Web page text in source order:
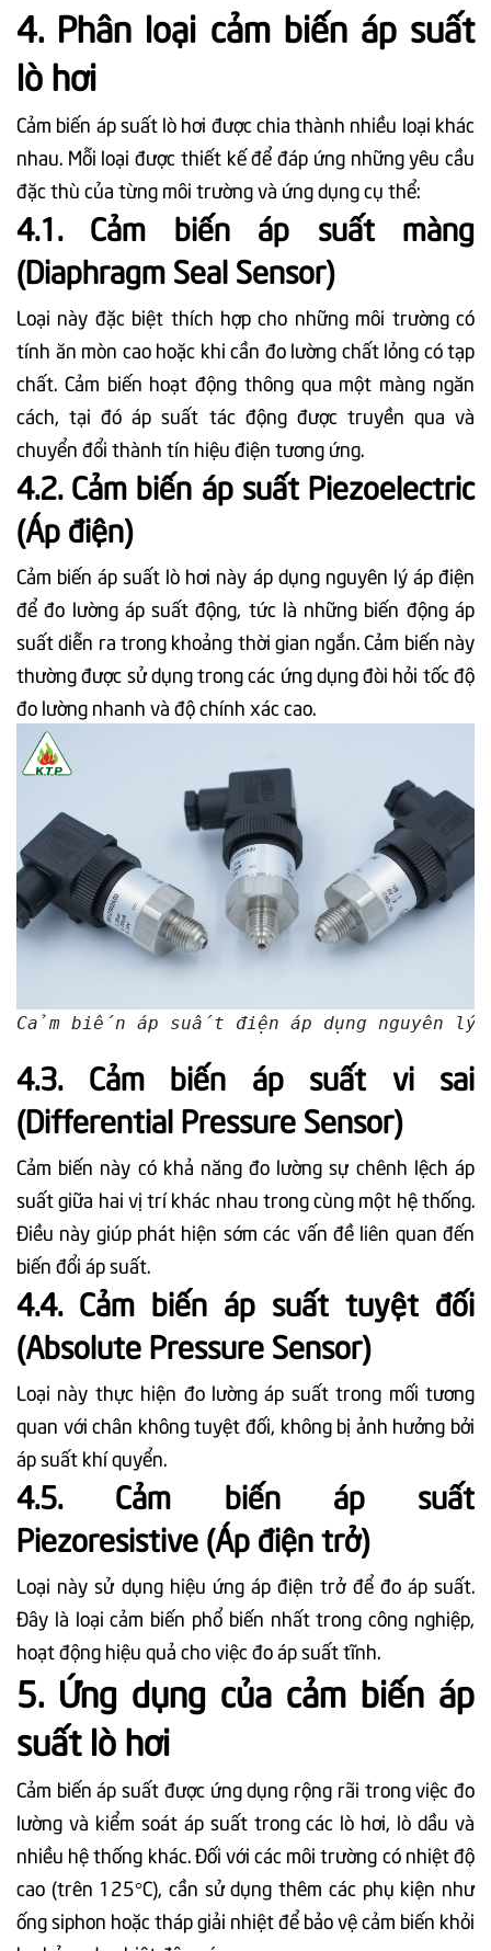
4. Phân loại cảm biến áp suất
lò hơi
Cảm biến áp suất lò hơi được chia thành nhiều loại khác
nhau. Mỗi loại được thiết kế để đáp ứng những yêu cầu
đặc thù của từng môi trường và ứng dụng cụ thể:
4.1. Cảm biến áp suất màng
(Diaphragm Seal Sensor)
Loại này đặc biệt thích hợp cho những môi trường có
tính ăn mòn cao hoặc khi cần đo lường chất lỏng có tạp
chất. Cảm biến hoạt động thông qua một màng ngăn
cách, tại đó áp suất tác động được truyền qua và
chuyển đổi thành tín hiệu điện tương ứng.
4.2. Cảm biến áp suất Piezoelectric
(Áp điện)
Cảm biến áp suất lò hơi này áp dụng nguyên lý áp điện
để đo lường áp suất động, tức là những biến động áp
suất diễn ra trong khoảng thời gian ngắn. Cảm biến này
thường được sử dụng trong các ứng dụng đòi hỏi tốc độ
đo lường nhanh và độ chính xác cao.
Cảm biến áp suất điện áp dụng nguyên
4.3. Cảm biến áp suất vi sai
(Differential Pressure Sensor)
Cảm biến này có khả năng đo lường sự chênh lệch áp
suất giữa hai vị trí khác nhau trong cùng một hệ thống.
Điều này giúp phát hiện sớm các vấn đề liên quan đến
biến đổi áp suất.
4.4. Cảm biến áp suất tuyệt đối
(Absolute Pressure Sensor)
Loại này thực hiện đo lường áp suất trong mối tương
quan với chân không tuyệt đối, không bị ảnh hưởng bởi
áp suất khí quyển.
4.5. Cảm biến áp suất
Piezoresistive (Áp điện trở)
Loại này sử dụng hiệu ứng áp điện trở để đo áp suất.
Đây là loại cảm biến phổ biến nhất trong công nghiệp,
hoạt động hiệu quả cho việc đo áp suất tĩnh.
5. Ứng dụng của cảm biến áp
suất lò hơi
Cảm biến áp suất được ứng dụng rộng rãi trong việc đo
lường và kiểm soát áp suất trong các lò hơi, lò dầu và
nhiều hệ thống khác. Đối với các môi trường có nhiệt độ
cao (trên 125°C), cần sử dụng thêm các phụ kiện như
ống siphon hoặc tháp giải nhiệt để bảo vệ cảm biến khỏi